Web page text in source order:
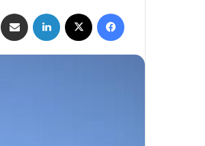
فيسبوك لينكدإن